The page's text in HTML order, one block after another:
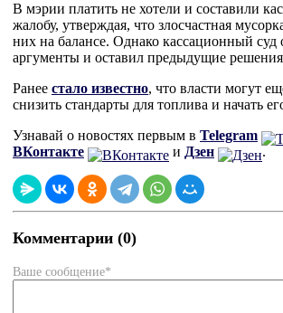
В мэрии платить не хотели и составили
жалобу, утверждая, что злосчастная
них на балансе. Однако кассационный суд
аргументы и оставил предыдущие
Ранее стало известно, что власти могут
снизить стандарты для топлива и начать
Узнавай о новостях первым в Telegram
ВКонтакте
и Дзен .
Комментарии (0)
Ваше сообщение*